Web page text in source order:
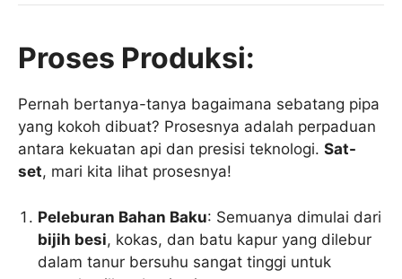
Proses Produksi:
Pernah bertanya-tanya bagaimana sebatang pipa
yang kokoh dibuat? Prosesnya adalah perpaduan
antara kekuatan api dan presisi teknologi. Sat-
set, mari kita lihat prosesnya!
Peleburan Bahan Baku: Semuanya dimulai dari
bijih besi, kokas, dan batu kapur yang dilebur
dalam tanur bersuhu sangat tinggi untuk